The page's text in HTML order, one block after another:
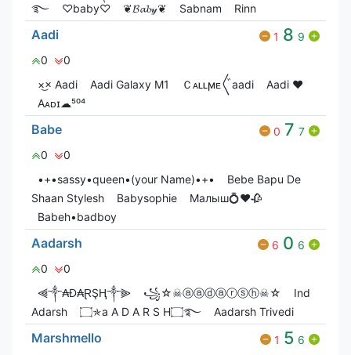
࿐
♡baby♡ ❦︎𝓑𝓪𝓫𝓎❦︎ Sabnam Rinn
Aadi 1 8 9
0
0
×͜× Aadi
Aadi Galaxy M1 Ｃᴀʟʟㅤϻᴇ〲aadi
Aadi ❤
Aᴀᴅɪ☁︎⁵⁰⁴
Babe 0 7 7
0
0
•+•sassy•queen•(your Name)•+•
Bebe Bapu De
Shaan Stylesh
Babysophie
Малыш💍❤️🥀
Babeh•badboy
Aadarsh 6 0 6
0
0
⫷༒₳Đ₳ⱤŞⱧ༒⫸
꧁☆☠ⓐⓐⓓⓐⓡⓢⓗ☠☆
Ind
Adarsh
۝✯a A D A R S H۝࿐ Aadarsh Trivedi
Marshmello 1 5 6